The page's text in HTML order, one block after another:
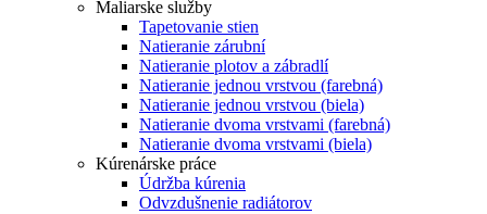
Maliarske služby
Tapetovanie stien
Natieranie zárubní
Natieranie plotov a zábradlí
Natieranie jednou vrstvou (farebná)
Natieranie jednou vrstvou (biela)
Natieranie dvoma vrstvami (farebná)
Natieranie dvoma vrstvami (biela)
Kúrenárske práce
Údržba kúrenia
Odvzdušnenie radiátorov